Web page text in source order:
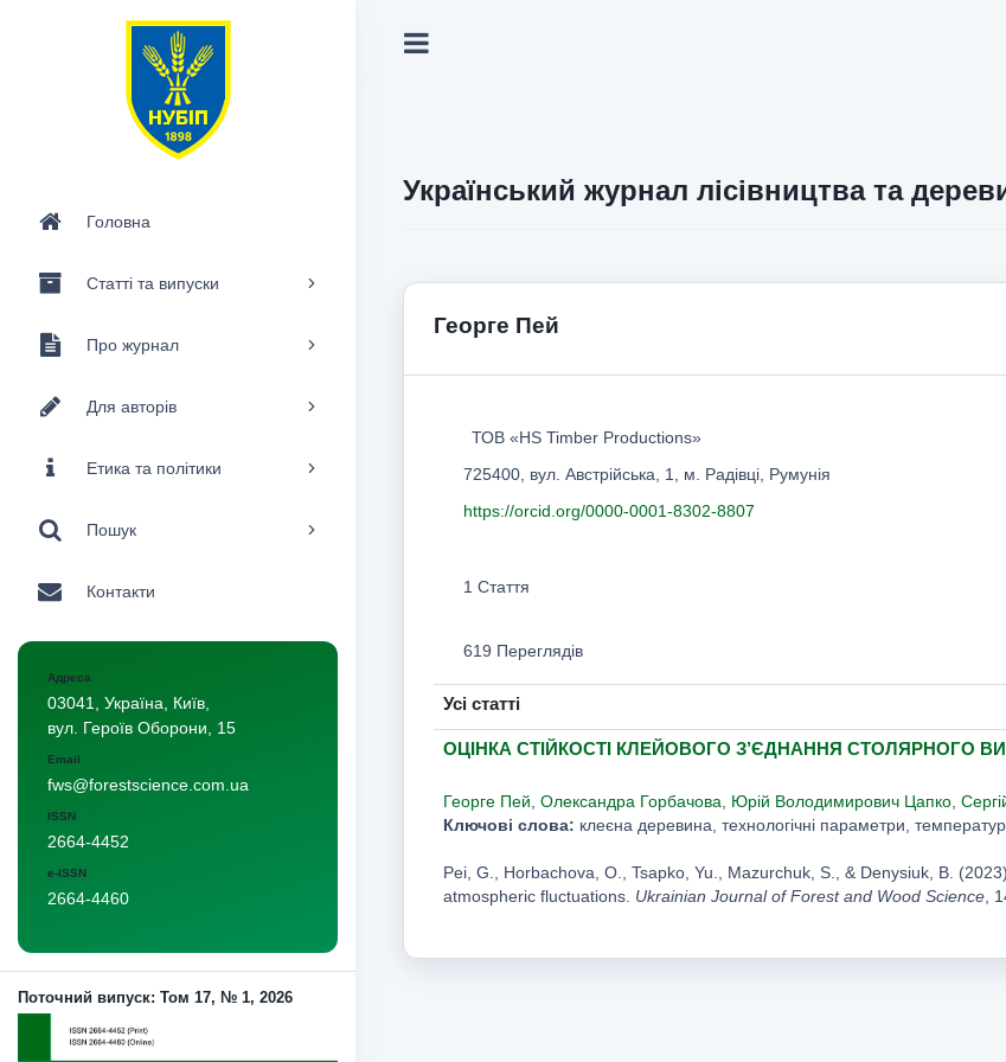
Головна
Статті та випуски
Про журнал
Для авторів
Етика та політики
Пошук
Контакти
Адреса
03041, Україна, Київ,
вул. Героїв Оборони, 15
Email
fws@forestscience.com.ua
ISSN
2664-4452
e-ISSN
2664-4460
Поточний випуск: Том 17, № 1, 2026
Український журнал лісівництва та
Георге Пей
ТОВ «HS Timber Productions»
725400, вул. Австрійська, 1, м. Радівці, Румунія
https://orcid.org/0000-0001-8302-8807
1 Стаття
619 Переглядів
Усі статті
ОЦІНКА СТІЙКОСТІ КЛЕЙОВОГО З’ЄДНАННЯ СТОЛЯРНОГО
Георге Пей Олександра Горбачова Юрій Володимирович Цапко,
Ключові слова: клеєна деревина, технологічні параметри,
Pei, G., Horbachova, O., Tsapko, Yu., Mazurchuk, S., & Denysiuk, B.
atmospheric fluctuations. Ukrainian Journal of Forest and Wood Science,